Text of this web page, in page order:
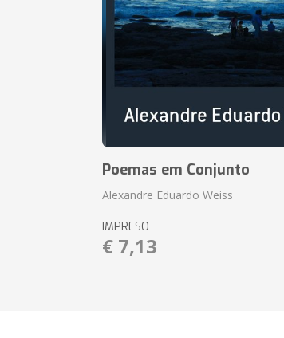
Poemas em Conjunto
Alexandre Eduardo Weiss
IMPRESO
€ 7,13